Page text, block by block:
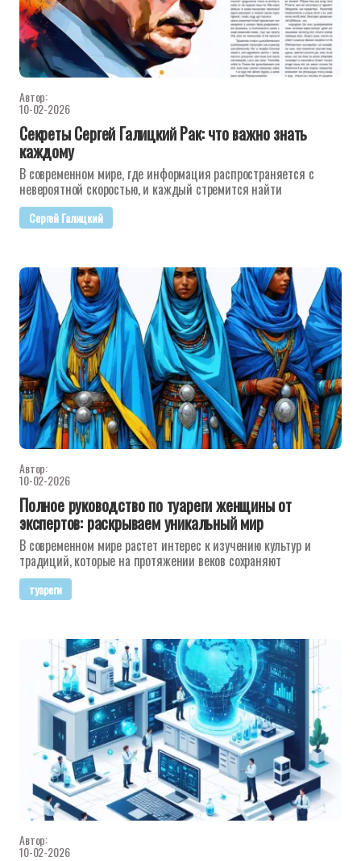
Автор:
10-02-2026
Секреты Сергей Галицкий Рак: что важно знать
каждому
В современном мире, где информация распространяется с
невероятной скоростью, и каждый стремится найти
Сергей Галицкий
Автор:
10-02-2026
Полное руководство по туареги женщины от
экспертов: раскрываем уникальный мир
В современном мире растет интерес к изучению культур и
традиций, которые на протяжении веков сохраняют
туареги
Автор:
10-02-2026